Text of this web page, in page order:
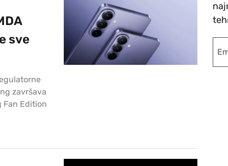
sve
završava
Fan Edition